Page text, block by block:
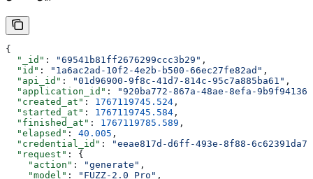
{
  "_id"
: "69541b81ff2676299ccc3b29" ,
  "id"
: "1a6ac2ad-10f2-4e2b-b500-66ec27fe82ad" ,
  "api_id"
: "01d96900-9f8c-41d7-814c-95c7a885ba61" ,
  "application_id"
:
"920ba772-867a-48ae-8efa-
  "created_at"
: 1767119745.524 ,
  "started_at"
: 1767119745.584 ,
  "finished_at"
: 1767119785.589 ,
  "elapsed"
: 40.005 ,
  "credential_id"
:
"eeae817d-d6ff-493e-8f88-
  "request"
: {
    "action"
: "generate" ,
    "model"
: "FUZZ-2.0 Pro" ,